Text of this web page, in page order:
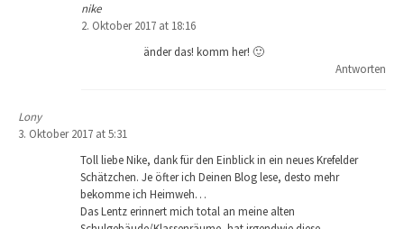
nike
2. Oktober 2017 at 18:16
änder das! komm her! 🙂
Antworten
Lony
3. Oktober 2017 at 5:31
Toll liebe Nike, dank für den Einblick in ein neues Krefelder
Schätzchen. Je öfter ich Deinen Blog lese, desto mehr
bekomme ich Heimweh…
Das Lentz erinnert mich total an meine alten